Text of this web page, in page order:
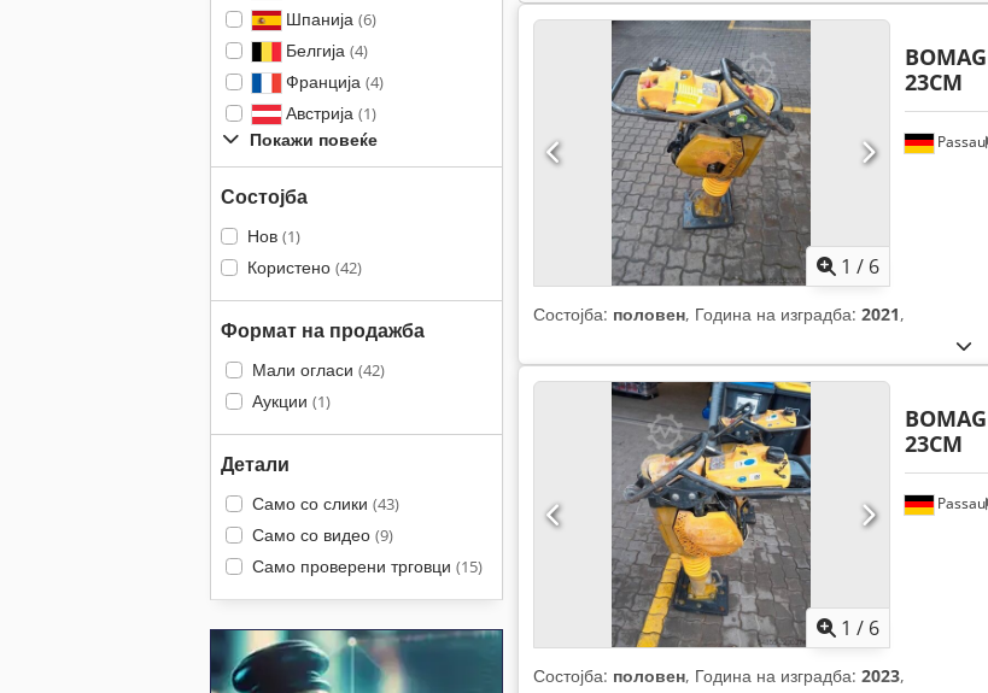
Шпанија (6)
Белгија (4)
Франција (4)
Австрија (1)
Покажи повеќе
Состојба
Нов (1)
Користено (42)
Формат на продажба
Мали огласи (42)
Аукции (1)
Детали
Само со слики (43)
Само со видео (9)
Само проверени трговци (15)
1 / 6
Passau
BOMAG
23CM
Состојба: половен, Година на изградба: 2021,
1 / 6
Passau
BOMAG
23CM
Состојба: половен, Година на изградба: 2023,